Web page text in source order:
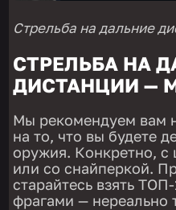
Стрельба на дальние
СТРЕЛЬБА НА
ДИСТАНЦИИ —
Мы рекомендуем вам
на то, что вы будете
оружия. Конкретно, с
или со снайперкой.
старайтесь взять
фрагами — нереально